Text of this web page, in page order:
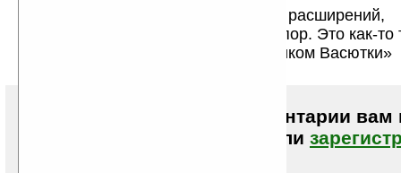
Во-вторых фраза «книги для расширений,
Windows ХХ» просто вгоняет в ступор. Это как-
таблеток, признаваемых справочником Васютки»
Чтобы писать комментарии вам
или